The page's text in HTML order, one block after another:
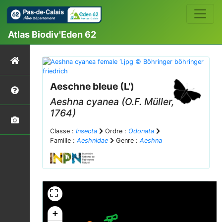
Atlas Biodiv'Eden 62
Aeschne bleue (L')
Aeshna cyanea (O.F. Müller,
1764)
Classe : Insecta Ordre : Odonata
Famille : Aeshnidae Genre : Aeshna
+